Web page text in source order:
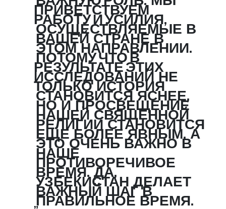
ПРИВЕТСТВУЕМ
РАБОТУ И УСИЛИЯ,
ОСУЩЕСТВЛЯЕМЫЕ В
ВАШЕЙ СТРАНЕ В
ЭТОМ НАПРАВЛЕНИИ.
ПОТОМУ ЧТО В
РЕЗУЛЬТАТЕ ЭТИХ
ИССЛЕДОВАНИЙ НЕ
ТОЛЬКО ИСТОРИЯ
СТАНОВИТСЯ ЯСНЕЕ,
НО И ПРОСВЕЩЕНИЕ
НАШЕЙ СВЯЩЕННОЙ
РЕЛИГИИ СТАНОВИТСЯ
ЕЩЕ БОЛЕЕ ЯВНЫМ. А
ЭТО ОЧЕНЬ ВАЖНО В
НАШЕ
ПРОТИВОРЕЧИВОЕ
ВРЕМЯ. ДА,
УЗБЕКИСТАН ДЕЛАЕТ
ВАЖНЫЙ ШАГ В
ПРАВИЛЬНОЕ ВРЕМЯ.